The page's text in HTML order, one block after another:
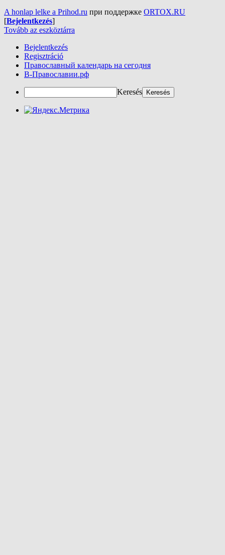
A honlap lelke a Prihod.ru при поддержке ORTOX.RU
[Bejelentkezés]
Tovább az eszköztárra
Bejelentkezés
Regisztráció
Православный календарь на сегодня
В-Православии.рф
Keresés